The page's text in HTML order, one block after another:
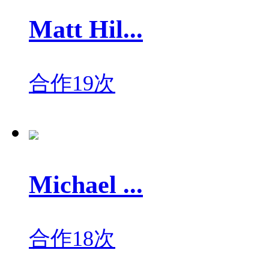
Matt Hil...
合作19次
Michael ...
合作18次